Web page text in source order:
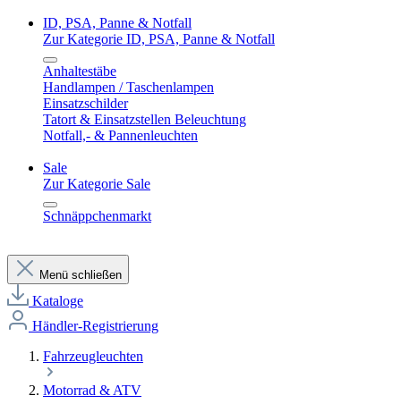
ID, PSA, Panne & Notfall
Zur Kategorie ID, PSA, Panne & Notfall
Anhaltestäbe
Handlampen / Taschenlampen
Einsatzschilder
Tatort & Einsatzstellen Beleuchtung
Notfall,- & Pannenleuchten
Sale
Zur Kategorie Sale
Schnäppchenmarkt
Menü schließen
Kataloge
Händler-Registrierung
Fahrzeugleuchten
Motorrad & ATV